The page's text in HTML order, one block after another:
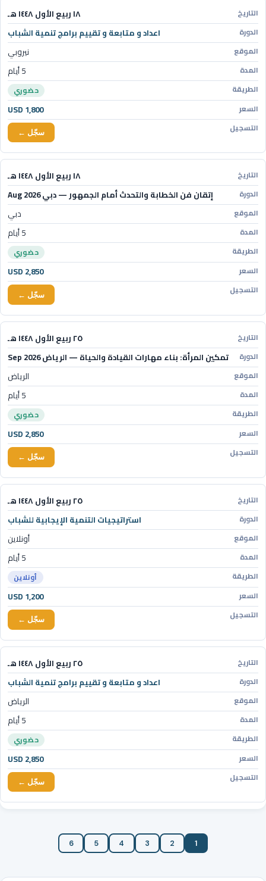
١٨ ربيع الأول ١٤٤٨ هـ
اعداد و متابعة و تقييم برامج تنمية الشباب
نيروبي
5 أيام
حضوري
USD 1,800
سجّل ←
١٨ ربيع الأول ١٤٤٨ هـ
إتقان فن الخطابة والتحدث أمام الجمهور — دبي Aug 2026
دبي
5 أيام
حضوري
USD 2,850
سجّل ←
٢٥ ربيع الأول ١٤٤٨ هـ
تمكين المرأة: بناء مهارات القيادة والحياة — الرياض Sep 2026
الرياض
5 أيام
حضوري
USD 2,850
سجّل ←
٢٥ ربيع الأول ١٤٤٨ هـ
استراتيجيات التنمية الإيجابية للشباب
أونلاين
5 أيام
أونلاين
USD 1,200
سجّل ←
٢٥ ربيع الأول ١٤٤٨ هـ
اعداد و متابعة و تقييم برامج تنمية الشباب
الرياض
5 أيام
حضوري
USD 2,850
سجّل ←
1
2
3
4
5
6